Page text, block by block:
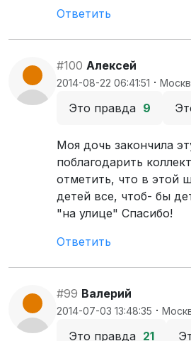
Ответить
#100 Алексей
2014-08-22 06:41:51 ·
Это правда 9
Моя дочь закончила
поблагодарить
отметить, что в этой
детей все, чтоб- бы
"на улице" Спасибо!
Ответить
#99 Валерий
2014-07-03 13:48:35 ·
Это правда 21